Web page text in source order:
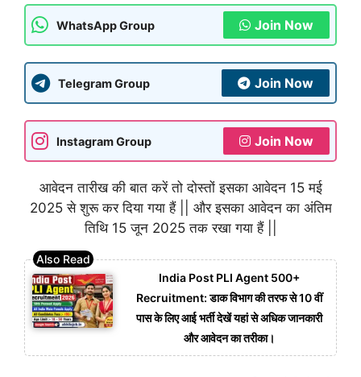
WhatsApp Group Join Now
Telegram Group Join Now
Instagram Group Join Now
आवेदन तारीख की बात करें तो दोस्तों इसका आवेदन 15 मई
2025 से शुरू कर दिया गया हैं || और इसका आवेदन का अंतिम
तिथि 15 जून 2025 तक रखा गया हैं ||
India Post PLI Agent 500+
Recruitment: डाक विभाग की तरफ से 10 वीं
पास के लिए आई भर्ती देखें यहां से अधिक जानकारी
और आवेदन का तरीका।